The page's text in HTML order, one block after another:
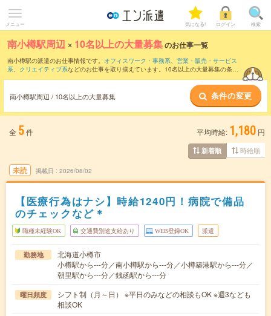
メニュー 気になる! ログイン 検索
南小樽駅周辺 × 10名以上の大量募集のお仕事一覧
南小樽駅の派遣のお仕事情報です。 オフィスワーク・事務系、 営業・販売・サービス
系、 クリエイティブ系などのお仕事を取り揃えています。10名以上の大量募集の条件
南小樽駅周辺 / 10名以上の大量募集 条件の変更
全 5件 平均時給: 1,180 円
新着順 時給順
未読 掲載日 2026/08/02
【医療行為はナシ】時給1240円！病院で備品
のチェックなど＊
職種未経験OK 交通費別途支給あり WEB登録OK 派遣
勤務地
北海道小樽市
小樽駅から---分／南小樽駅から---分／小樽築港駅から---分／
朝里駅から---分／銭函駅から---分
曜日頻度
シフト制（月～日） ※平日のみなどの相談もOK ※週3なども
相談OK